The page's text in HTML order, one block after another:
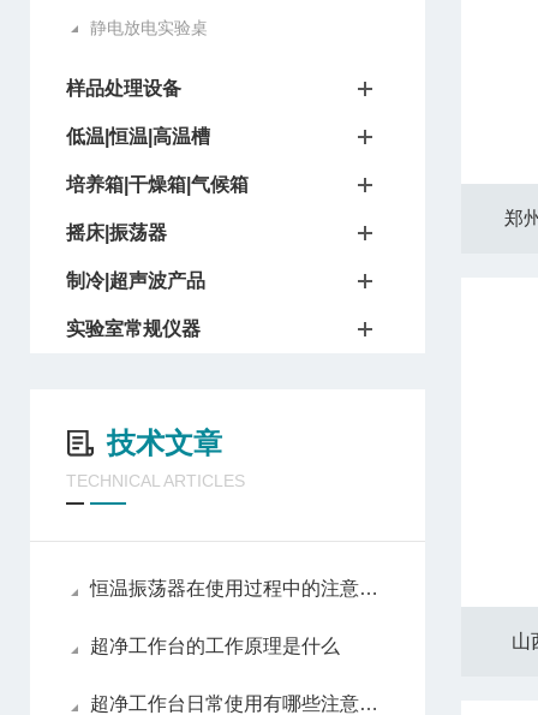
静电放电实验桌
样品处理设备
低温|恒温|高温槽
培养箱|干燥箱|气候箱
摇床|振荡器
制冷|超声波产品
实验室常规仪器
技术文章
TECHNICAL ARTICLES
恒温振荡器在使用过程中的注意事项
超净工作台的工作原理是什么
超净工作台日常使用有哪些注意事项
郑
山